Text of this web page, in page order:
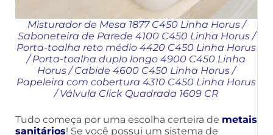
Misturador de Mesa 1877 C450 Linha Horus/
Saboneteira de Parede 4100 C450 Linha Horus/
Porta-toalha reto médio 4420 C450 Linha Horus
/Porta-toalha duplo longo 4900 C450 Linha
Horus/Cabide 4600 C450 Linha Horus/
Papeleira com cobertura 4310 C450 Linha Horus
/Válvula Click Quadrada 1609 CR
Tudo começa por uma escolha certeira de metais
sanitários! Se você possui um sistema de